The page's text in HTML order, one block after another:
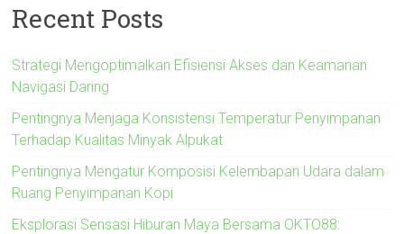
Recent Posts
Strategi Mengoptimalkan Efisiensi Akses dan Keamanan
Navigasi Daring
Pentingnya Menjaga Konsistensi Temperatur Penyimpanan
Terhadap Kualitas Minyak Alpukat
Pentingnya Mengatur Komposisi Kelembapan Udara dalam
Ruang Penyimpanan Kopi
Eksplorasi Sensasi Hiburan Maya Bersama OKTO88: